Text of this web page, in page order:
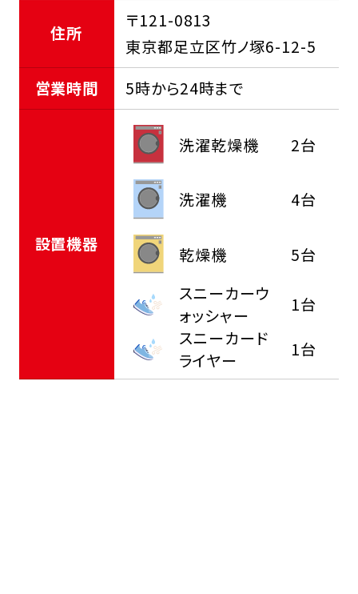
住所
〒121-0813
東京都足立区竹ノ塚6-12-5
営業時間
5時から24時まで
設置機器
洗濯乾燥機 2台
洗濯機 4台
乾燥機
5台
スニーカーウ
ォッシャー
1台
スニーカード
ライヤー
1台